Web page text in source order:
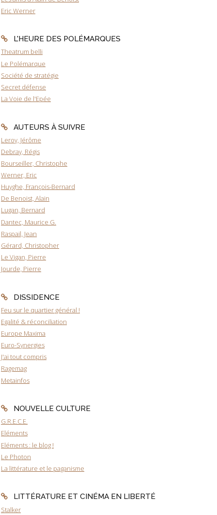
Eric Werner
L'HEURE DES POLÉMARQUES
Theatrum belli
Le Polémarque
Société de stratégie
Secret défense
La Voie de l'Epée
AUTEURS À SUIVRE
Leroy, Jérôme
Debray, Régis
Bourseiller, Christophe
Werner, Eric
Huyghe, François-Bernard
De Benoist, Alain
Lugan, Bernard
Dantec, Maurice G.
Raspail, Jean
Gérard, Christopher
Le Vigan, Pierre
Jourde, Pierre
DISSIDENCE
Feu sur le quartier général !
Egalité & réconciliation
Europe Maxima
Euro-Synergies
J'ai tout compris
Ragemag
Metainfos
NOUVELLE CULTURE
G.R.E.C.E.
Eléments
Eléments : le blog !
Le Photon
La littérature et le paganisme
LITTÉRATURE ET CINÉMA EN LIBERTÉ
Stalker